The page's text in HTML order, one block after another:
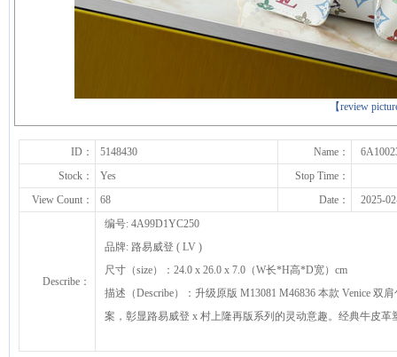
【review
下一张
ID： 5148430 Name：
Stock：
Yes
Stop Time：
View Count：
68 Date： 2025-
Describe：
编号: 4A99D1YC250
品牌: 路易威登 ( LV )
尺寸（size）：24.0 x 26.0 x 7.0（W长*H高*D宽）cm
描述（Describe）：升级原版 M13081 M46836 本款 Venice
案，彰显路易威登 x 村上隆再版系列的灵动意趣。经典牛皮